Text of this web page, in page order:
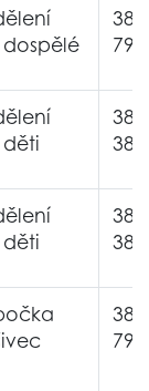
794
385
385
795